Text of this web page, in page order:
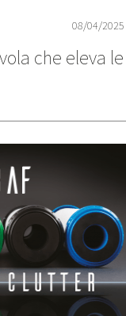
08/04/2025
che eleva le